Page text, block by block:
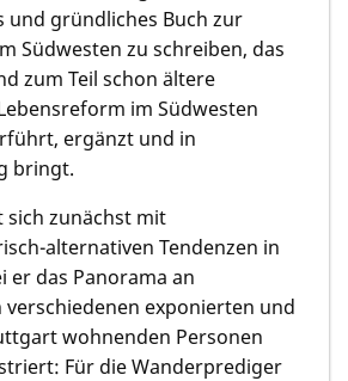
und gründliches Buch zur
Südwesten zu schreiben, das
zum Teil schon ältere
im Südwesten
ergänzt und in
bringt.
sich zunächst mit
alternativen Tendenzen in
er das Panorama an
exponierten und
wohnenden Personen
Für die Wanderprediger